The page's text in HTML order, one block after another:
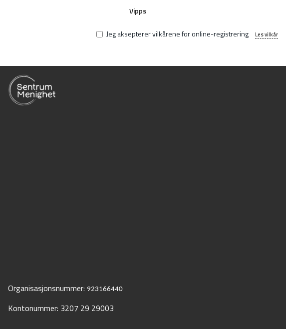
Vipps
Jeg aksepterer vilkårene for online-registrering Les vilkår
Organisasjonsnummer: 923166440
Kontonummer: 3207 29 29003